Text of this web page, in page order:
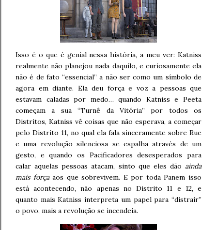
Isso é o que é genial nessa história, a meu ver: Katniss
realmente não planejou nada daquilo, e curiosamente ela
não é de fato “essencial” a não ser como um símbolo de
agora em diante. Ela deu força e voz a pessoas que
estavam caladas por medo… quando Katniss e Peeta
começam a sua “Turnê da Vitória” por todos os
Distritos, Katniss vê coisas que não esperava, a começar
pelo Distrito 11, no qual ela fala sinceramente sobre Rue
e uma revolução silenciosa se espalha através de um
gesto, e quando os Pacificadores desesperados para
calar aquelas pessoas atacam, sinto que eles dão ainda
mais forçaaos que sobrevivem. E por toda Panem isso
está acontecendo, não apenas no Distrito 11 e 12, e
quanto mais Katniss interpreta um papel para “distrair”
o povo, mais a revolução se incendeia.